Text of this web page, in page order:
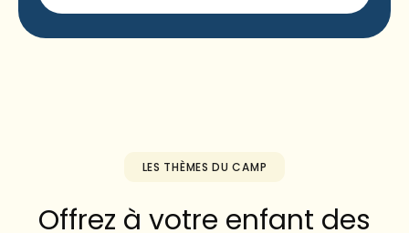
LES THÈMES DU CAMP
Offrez à votre enfant des